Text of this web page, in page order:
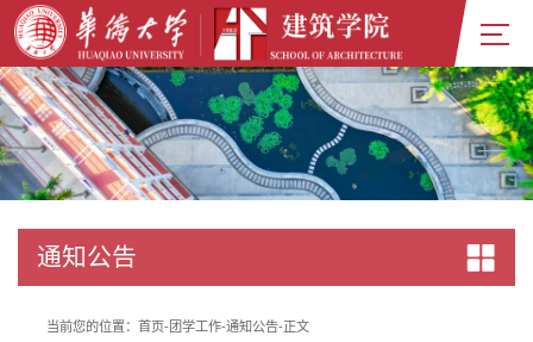
通知公告
当前您的位置： 首页- 团学工作-通知公告-正文